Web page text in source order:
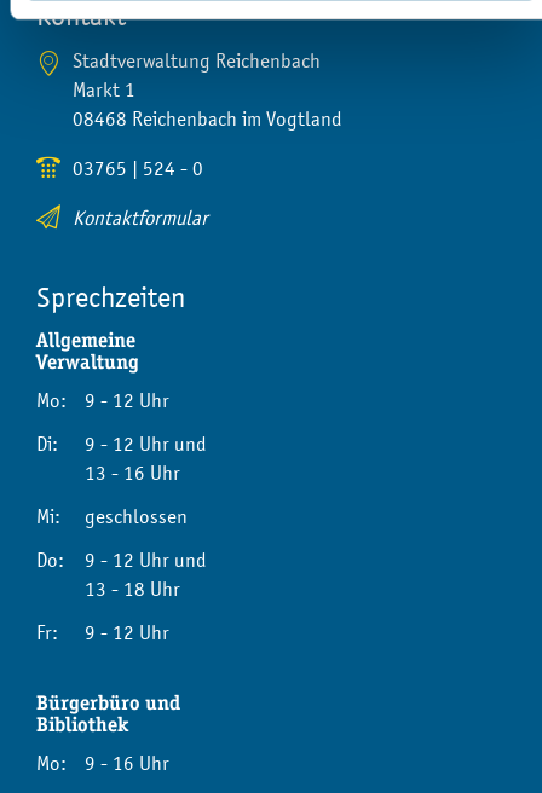
Kontakt
Stadtverwaltung Reichenbach
Markt 1
08468 Reichenbach im Vogtland
03765 | 524 - 0
Kontaktformular
Sprechzeiten
Allgemeine
Verwaltung
Mo:
9 - 12 Uhr
Di:
9 - 12 Uhr und
13 - 16 Uhr
Mi:
geschlossen
Do:
9 - 12 Uhr und
13 - 18 Uhr
Fr:
9 - 12 Uhr
Bürgerbüro und
Bibliothek
Mo:
9 - 16 Uhr